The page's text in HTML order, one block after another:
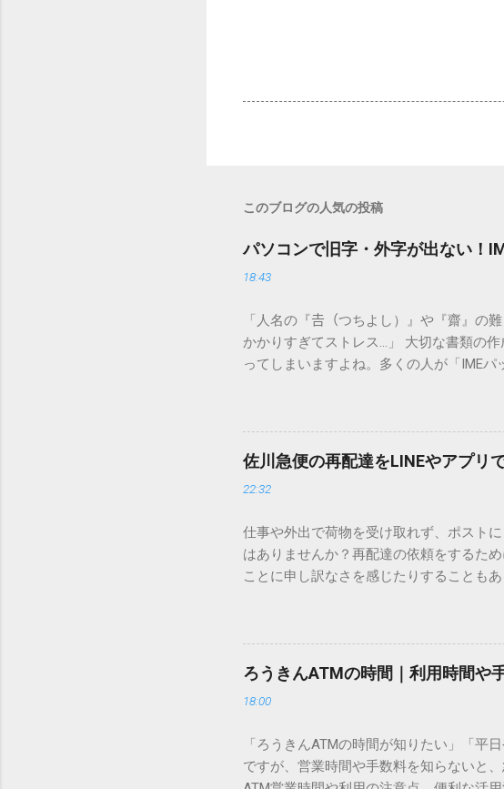
このブログの人気の投稿
パソコンで旧字・外字が出ない！
18:43
「人名の『𠮷（つちよし）』や『齋』の
かかりすぎてストレス…」 大切な書類の
ってしまいますよね。多くの人が「IME
ードを打ち込むだけで一瞬で旧字や外字
この方法をマスターすれば、もう難しい
が出てこないのか？ そもそも、なぜ普通
認識する仕組みにあります。 日本のパソ
準」「第2水準」といった形で整理されて
「Unicode（ユニコード）」や「JISコー
所」のような番号が割り振られています
び出すことができるのです。 2. Windows
できます。 具体的な手順（Unicode入力
角」にする（※重要）。 **「20BB7」**
力した数字が、一瞬で対応する漢字（例
佐川急便の再配達をLINEやアプリ
22:32
仕事や外出で荷物を受け取れず、ポスト
はありませんか？再配達の依頼をするた
ことに申し訳なさを感じたりすることも
ビス「スマートクラブ」と、LINEや公
なります。この記事では、忙しい毎日を
す。 佐川急便の再配達が劇的に変わる「
会員サービス「スマートクラブ」です。
す。 以前はウェブサイトを開いてログイ
じめ配達時間を変更するといった先回り
本国内で最も利用されているコミュニケ
ろうきんATMの時間｜利用時間や
18:00
「ろうきんATMの時間が知りたい」「平
ですが、営業時間や手数料を知らないと